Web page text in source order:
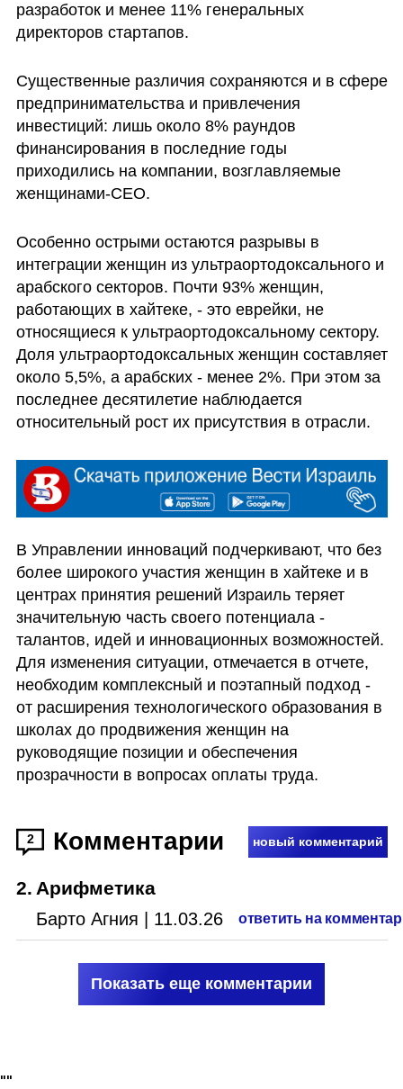
разработок и менее 11% генеральных
директоров стартапов.
Существенные различия сохраняются и в сфере
предпринимательства и привлечения
инвестиций: лишь около 8% раундов
финансирования в последние годы
приходились на компании, возглавляемые
женщинами-CEO.
Особенно острыми остаются разрывы в
интеграции женщин из ультраортодоксального и
арабского секторов. Почти 93% женщин,
работающих в хайтеке, - это еврейки, не
относящиеся к ультраортодоксальному сектору.
Доля ультраортодоксальных женщин составляет
около 5,5%, а арабских - менее 2%. При этом за
последнее десятилетие наблюдается
относительный рост их присутствия в отрасли.
В Управлении инноваций подчеркивают, что без
более широкого участия женщин в хайтеке и в
центрах принятия решений Израиль теряет
значительную часть своего потенциала -
талантов, идей и инновационных возможностей.
Для изменения ситуации, отмечается в отчете,
необходим комплексный и поэтапный подход -
от расширения технологического образования в
школах до продвижения женщин на
руководящие позиции и обеспечения
прозрачности в вопросах оплаты труда.
2 Комментарии новый комментарий
2. Арифметика
Барто Агния 11.03.26 ответить на
Показать еще комментарии
""